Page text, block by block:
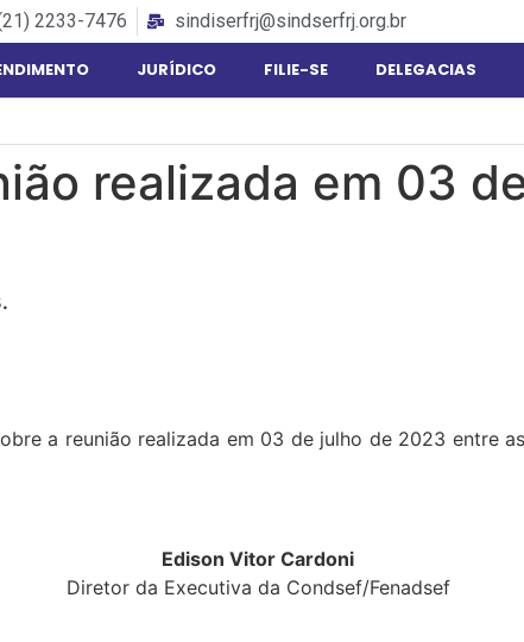
2233-7476 sindiserfrj@sindserfrj.org.br
JURÍDICO FILIE-SE DELEGACIAS
realizada em 03
a reunião realizada em 03 de julho de 2023 entre
Edison Vitor Cardoni
Diretor da Executiva da Condsef/Fenadsef